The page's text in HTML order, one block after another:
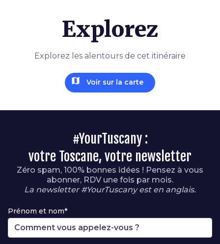
Explorez
Explorez les alentours de cet itinéraire
map Voir sur la carte
#YourTuscany :
votre Toscane, votre newsletter
Zéro spam, 100% bonnes idées ! Pensez à vous
abonner, RDV une fois par mois.
La newsletter #YourTuscany est en anglais.
Prénom et nom*